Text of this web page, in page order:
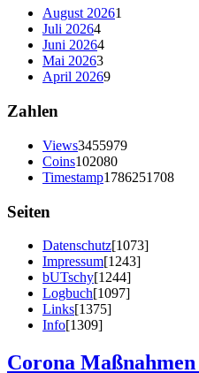
August 20261
Juli 20264
Juni 20264
Mai 20263
April 20269
Zahlen
Views3455979
Coins102080
Timestamp1786251708
Seiten
Datenschutz[1073]
Impressum[1243]
bUTschy[1244]
Logbuch[1097]
Links[1375]
Info[1309]
Corona